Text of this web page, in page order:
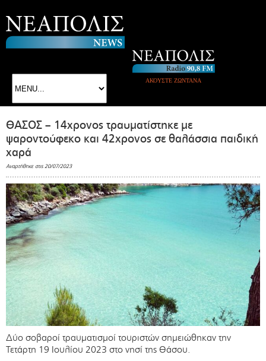
ΑΚΟΥΣΤΕ ΖΩΝΤΑΝΑ
ΘΑΣΟΣ – 14χρονος τραυματίστηκε με
ψαροντούφεκο και 42χρονος σε θαλάσσια παιδική
χαρά
Αναρτήθηκε στις 20/07/2023
Δύο σοβαροί τραυματισμοί τουριστών σημειώθηκαν την
Τετάρτη 19 Ιουλίου 2023 στο νησί της Θάσου.